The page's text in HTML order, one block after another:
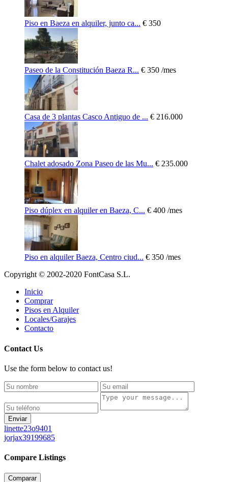
Piso en Baeza en alquiler, junto ca... € 350
Paseo de la Constitución Baeza R... € 350 /mes
Casa de 3 plantas Casco Antiguo de ... € 216.000
Chalet adosado Zona Paseo de las Mu... € 235.000
Piso dúplex en alquiler en Baeza, C... € 400 /mes
Piso en alquiler Baeza, Centro ciud... € 350 /mes
Copyright © 2002-2020 FontCasa S.L.
Inicio
Comprar
Pisos en Alquiler
Locales/Garajes
Contacto
Contact Us
Use the form below to contact us!
Enviar
linette23o9401
jorjax39199685
Compare Listings
Comparar